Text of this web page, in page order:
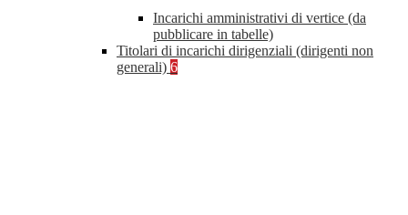
Incarichi amministrativi di vertice (da
pubblicare in tabelle)
Titolari di incarichi dirigenziali (dirigenti non
generali) 6